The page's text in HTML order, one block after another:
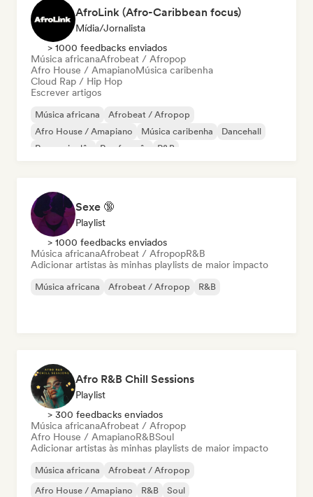
AfroLink (Afro-Caribbean focus)
Mídia/Jornalista
> 1000 feedbacks enviados
Música africanaAfrobeat / Afropop
Afro House / AmapianoMúsica caribenha
Cloud Rap / Hip Hop
Escrever artigos
Música africana
Afrobeat / Afropop
Afro House / Amapiano
Música caribenha
Dancehall
Rap em inglês
Rap francês R&B
Sexe 🔞
Playlist
> 1000 feedbacks enviados
Música africanaAfrobeat / AfropopR&B
Adicionar artistas às minhas playlists de maior impacto
Música africana Afrobeat / Afropop R&B
Afro R&B Chill Sessions
Playlist
> 300 feedbacks enviados
Música africanaAfrobeat / Afropop
Afro House / AmapianoR&BSoul
Adicionar artistas às minhas playlists de maior impacto
Música africana
Afrobeat / Afropop
Afro House / Amapiano
R&B Soul